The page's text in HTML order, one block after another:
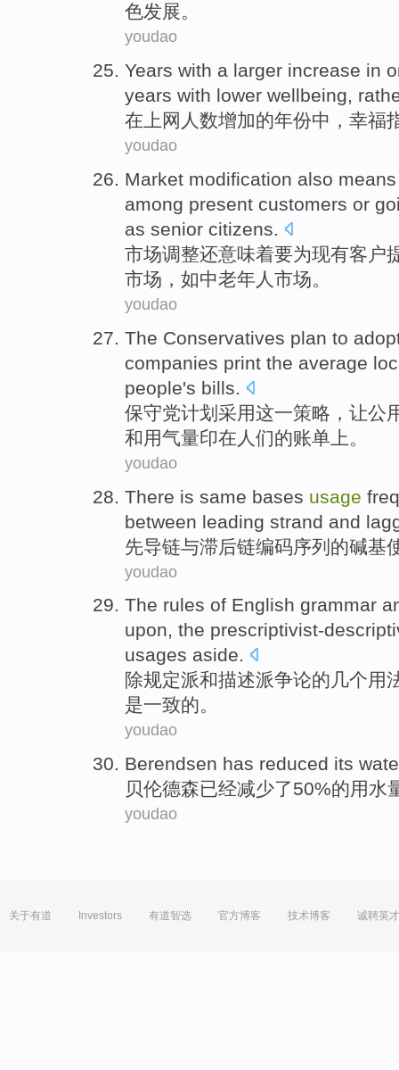
色发展。
youdao
Years with a larger increase in
years with lower wellbeing,
在 上网 人数增加的年份中， 幸福
youdao
Market modification also means
among present customers or
as senior citizens.
市场调整还意味着要为现有客户
市场， 如中老年人 市场。
youdao
The Conservatives plan to
companies print the average
people's bills.
保守党计划 采用这一策略 ， 让公
和用气量印在 人们的账单上。
youdao
There is same bases usage
between leading strand and
先导链与滞后链编码序列的碱基
youdao
The rules of English grammar
upon, the prescriptivist-
usages aside.
除规定派和描述派争论的 几个用
是一致的。
youdao
Berendsen has reduced its
贝伦德森已经减少了50%的用水
youdao
关于有道 Investors 有道智选 官方博客 技术博客 诚聘英才